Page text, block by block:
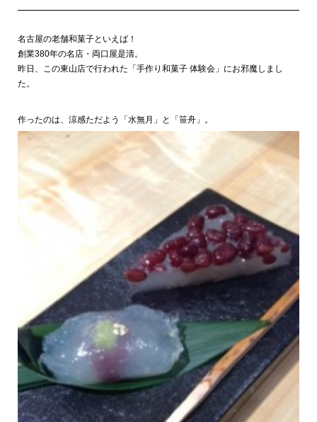
名古屋の老舗和菓子といえば！
創業380年の名店・両口屋是清。
昨日、この東山店で行われた「手作り和菓子 体験会」にお邪魔しまし
た。
作ったのは、涼感ただよう「水無月」と「笹舟」。